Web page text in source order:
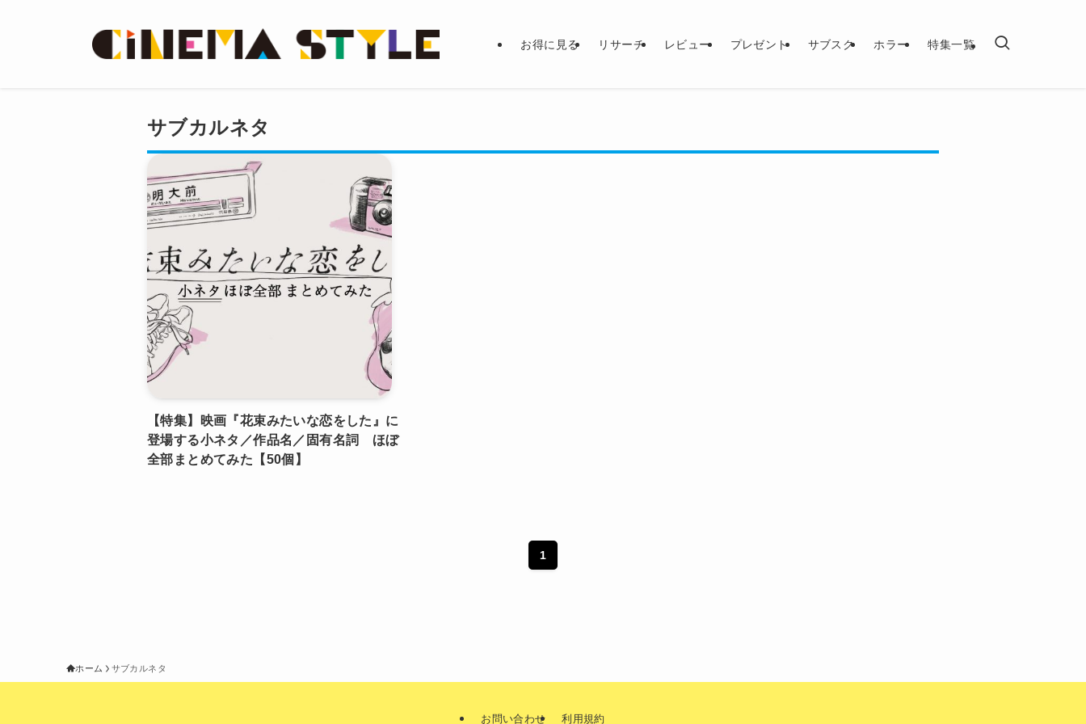
お得に見る リサーチ レビュー プレゼント サブスク ホラー 特集一覧
サブカルネタ
【特集】映画『花束みたいな恋をした』に
登場する小ネタ／作品名／固有名詞 ほぼ
全部まとめてみた【50個】
1
ホーム サブカルネタ
お問い合わせ 利用規約